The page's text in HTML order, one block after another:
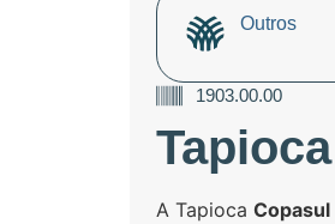
Outros
1903.00.00
Tapioca
A TapiocaCopasul